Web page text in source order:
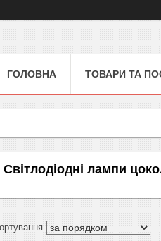
ГОЛОВНА ТОВАРИ ТА
Світлодіодні лампи